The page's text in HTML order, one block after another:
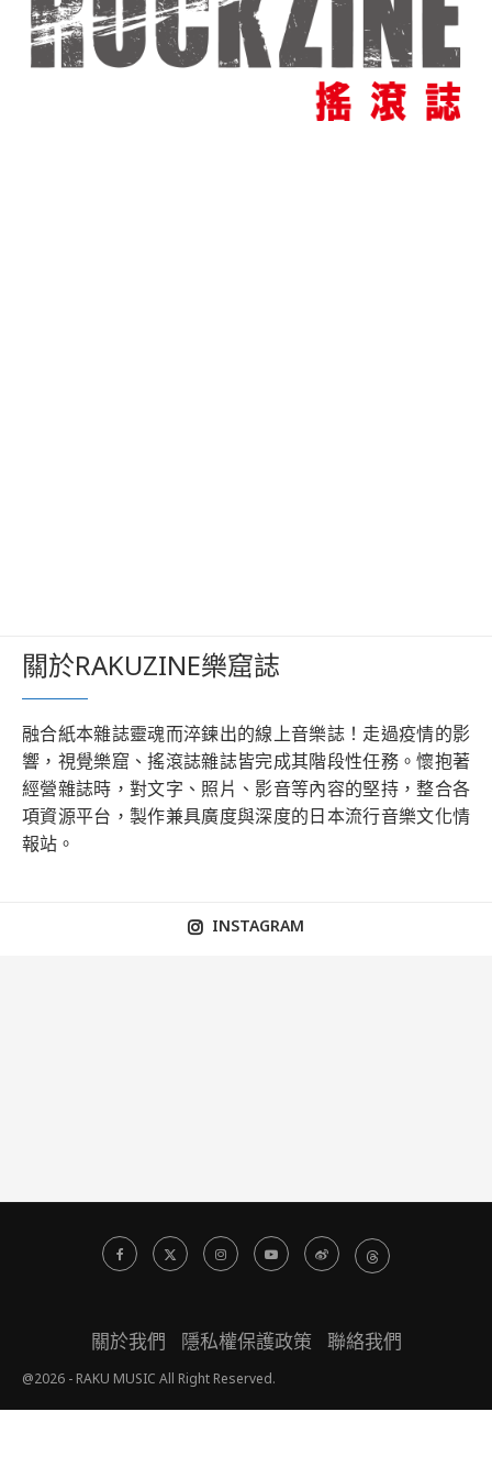
關於RAKUZINE樂窟誌
融合紙本雜誌靈魂而淬鍊出的線上音樂誌！走過疫情的影
響，視覺樂窟、搖滾誌雜誌皆完成其階段性任務。懷抱著
經營雜誌時，對文字、照片、影音等內容的堅持，整合各
項資源平台，製作兼具廣度與深度的日本流行音樂文化情
報站。
INSTAGRAM
關於我們 隱私權保護政策 聯絡我們
@2026 - RAKU MUSIC All Right Reserved.